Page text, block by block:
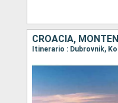
CROACIA,